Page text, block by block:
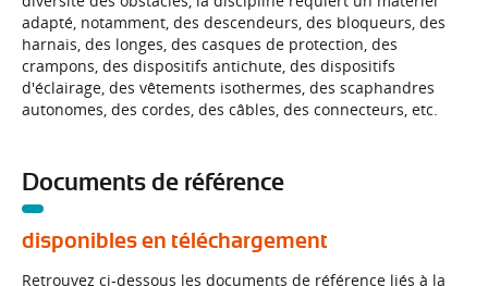
adapté, notamment, des descendeurs, des bloqueurs, des
harnais, des longes, des casques de protection, des
crampons, des dispositifs antichute, des dispositifs
d'éclairage, des vêtements isothermes, des scaphandres
autonomes, des cordes, des câbles, des connecteurs, etc.
Documents de référence
disponibles en téléchargement
Retrouvez ci-dessous les documents de référence liés à la